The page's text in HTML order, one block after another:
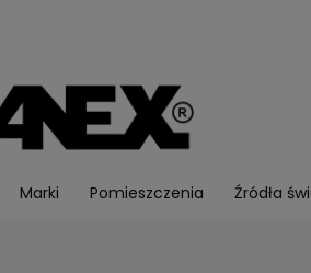
Marki Pomieszczenia Źródła